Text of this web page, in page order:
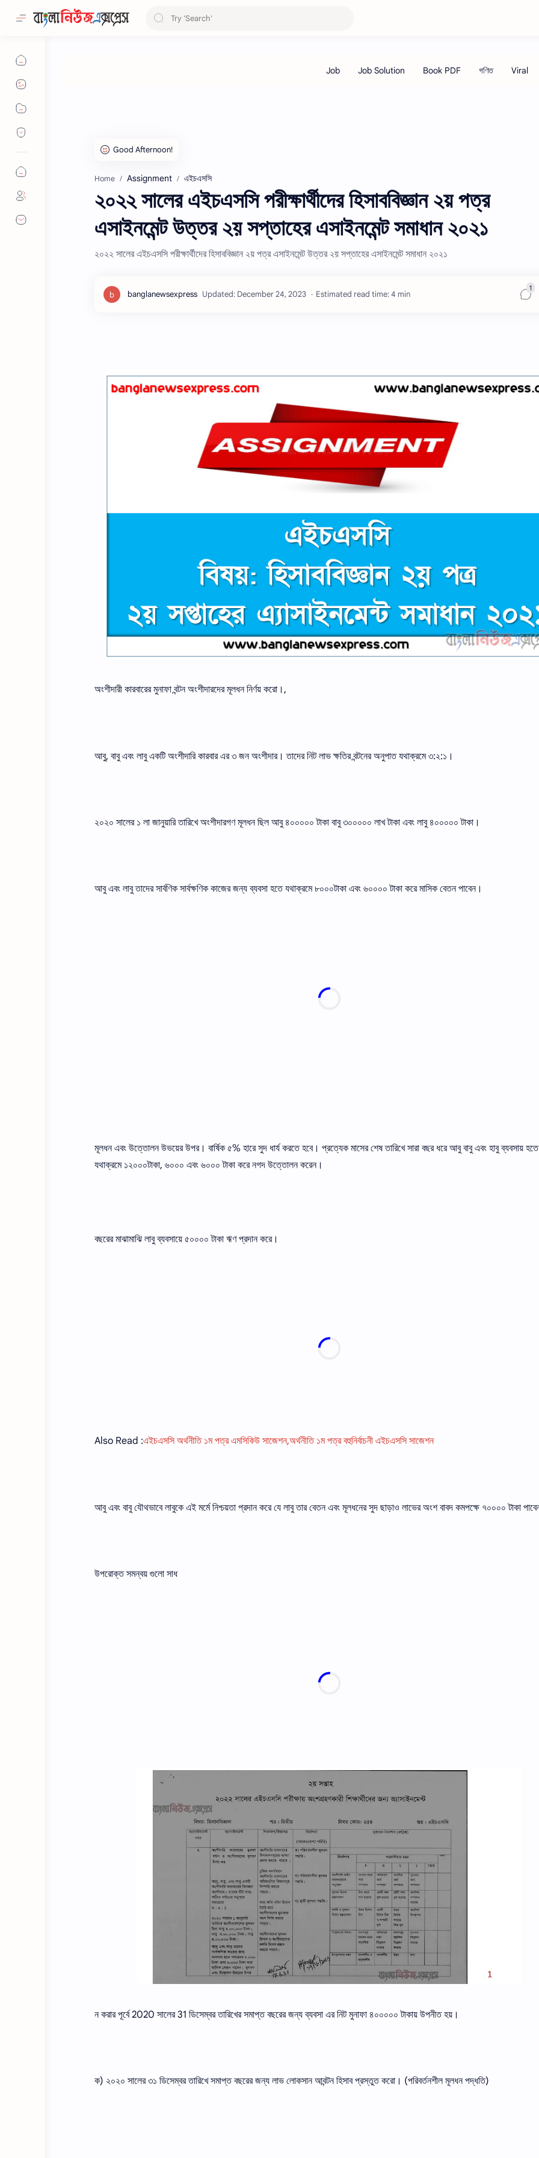
Home Assignment এইচএসসি
২০২২ সালের এইচএসসি পরীক্ষার্থীদের হিসাববিজ্ঞান ২য় পত্র
এসাইনমেন্ট উত্তর ২য় সপ্তাহের এসাইনমেন্ট সমাধান ২০২১
২০২২ সালের এইচএসসি পরীক্ষার্থীদের হিসাববিজ্ঞান ২য় পত্র এসাইনমেন্ট উত্তর ২য় সপ্তাহের এসাইনমেন্ট সমাধান ২০২১
Estimated read time: 4 min
অংশীদারী কারবারের মুনাফা বন্টন অংশীদারদের মূলধন নির্ণয় করো।,
আবু, বাবু এবং লাবু একটি অংশীদারি কারবার এর ৩ জন অংশীদার। তাদের নিট লাভ ক্ষতির বন্টনের অনুপাত যথাক্রমে ৩:২:১।
২০২০ সালের ১ লা জানুয়ারি তারিখে অংশীদারগণ মূলধন ছিল আবু ৪০০০০০ টাকা বাবু ৩০০০০০ লাখ টাকা এবং লাবু ৪০০০০০ টাকা।
আবু এবং লাবু তাদের সার্বণিক সার্বক্ষণিক কাজের জন্য ব্যবসা হতে যথাক্রমে ৮০০০টাকা এবং ৬০০০০ টাকা করে মাসিক বেতন পাবেন।
মূলধন এবং উত্তোলন উভয়ের উপর। বার্ষিক ৫% হারে সুদ ধার্য করতে হবে। প্রত্যেক মাসের শেষ তারিখে সারা বছর ধরে আবু বাবু এবং হাবু ব্যবসায় হতে
যথাক্রমে ১২০০০টাকা, ৬০০০ এবং ৬০০০ টাকা করে নগদ উত্তোলন করেন।
বছরের মাঝামাঝি লাবু ব্যবসায়ে ৫০০০০ টাকা ঋণ প্রদান করে।
Also Read :এইচএসসি অর্থনীতি ১ম পত্র এমসিকিউ সাজেশন,অর্থনীতি ১ম পত্র বহুনির্বাচনী এইচএসসি সাজেশন
আবু এবং বাবু যৌথভাবে লাবুকে এই মর্মে নিশ্চয়তা প্রদান করে যে লাবু তার বেতন এবং মূলধনের সুদ ছাড়াও লাভের অংশ বাবদ কমপক্ষে ৭০০০০ টাকা
উপরোক্ত সমন্বয় গুলো সাধ
ন করার পূর্বে 2020 সালের 31 ডিসেম্বর তারিখের সমাপ্ত বছরের জন্য ব্যবসা এর নিট মুনাফা ৪০০০০০ টাকায় উপনীত হয়।
ক) ২০২০ সালের ৩১ ডিসেম্বর তারিখে সমাপ্ত বছরের জন্য লাভ লোকসান আবন্টন হিসাব প্রস্তুত করো। (পরিবর্তনশীল মূলধন পদ্ধতি)